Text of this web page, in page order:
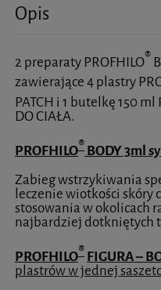
Opis
2 preparaty PROFHILO®
zawierające 4 plastry
PATCH i 1 butelkę 150 ml
DO CIAŁA.
PROFHILO®BODY 3ml
Zabieg wstrzykiwania
leczenie wiotkości skóry
stosowania w okolicach
najbardziej dotkniętych
PROFHILO®FIGURA –
plastrów w jednej